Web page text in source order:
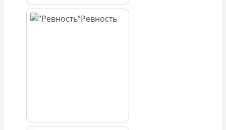
Ревность